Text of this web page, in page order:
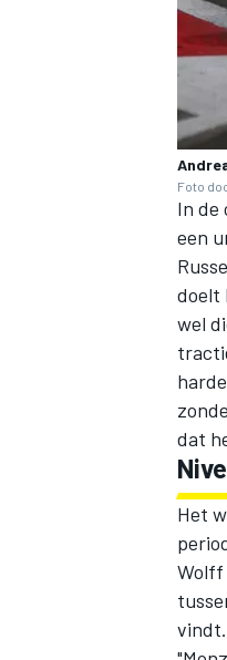
Foto
In de
een
doelt
wel
dat
Het
Wolff
vindt.